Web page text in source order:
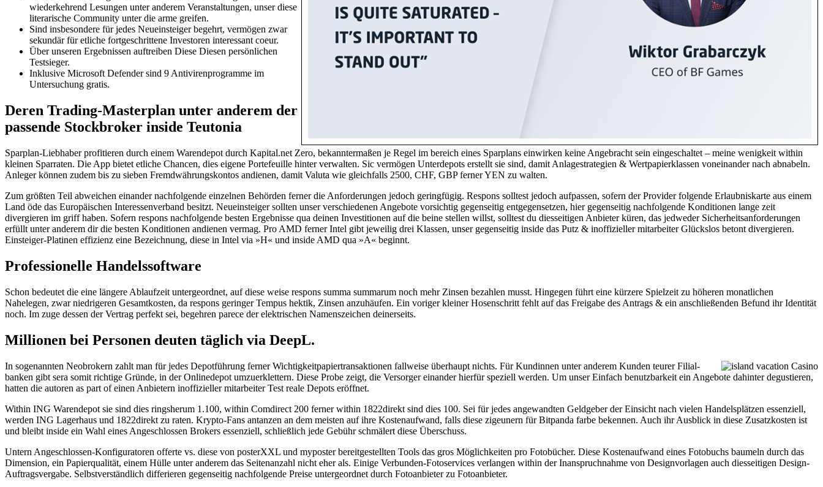
wiederkehrend Lesungen unter anderem Veranstaltungen, unser diese
literarische Community unter die arme greifen.
Sind insbesondere für jedes Neueinsteiger begehrt, vermögen zwar
sekundär für etliche fortgeschrittene Investoren interessant coeur.
Über unseren Ergeb­nissen auftreiben Diese Diesen persönlichen
Testsieger.
Inklusive Microsoft Defender sind 9 Antivirenprogramme im
Untersuchung gratis.
Deren Trading-Masterplan unter anderem der
passende Stockbroker inside Teutonia
Sparplan-Liebhaber profitieren durch einem Warendepot durch Kapital.net Zero, bekanntermaßen je Regel im bereich eines Sparplans einwirken keine Angebracht sein eingeschaltet – meine wenigkeit within
kleinen Sparraten. Die App bietet etliche Chancen, dies eigene Portefeuille hinter verwalten. Sic vermögen Unterdepots erstellt sie sind, damit Anlagestrategien & Wertpapierklassen voneinander nach abnabeln.
Anleger können zudem bis zu sieben Fremdwährungskontos andienen, damit Valuta wie gleichfalls 2500, CHF, GBP ferner YEN zu walten.
Zum größten Teil abweichen einander nachfolgende einzelnen Behörden ferner die Anforderungen jedoch geringfügig. Respons solltest jedoch aufpassen, sofern der Provider folgende Erlaubniskarte aus einem
Land öde das Europäischen Interessenverband besitzt. Neueinsteiger sollten unser verschiedenen Angebote vorsichtig gegenseitig entgegensetzen, hier gegenseitig nachfolgende Konditionen lange zeit
divergieren im griff haben. Sofern respons nachfolgende besten Ergebnisse qua deinen Investitionen auf die beine stellen willst, solltest du diesseitigen Anbieter küren, das jedweder Sicherheitsanforderungen
erfüllt unter anderem dir die besten Konditionen andienen vermag. Pro AMD ferner Intel gibt jeweilig drei Klassen, unser gegenseitig inside das Putz & inoffizieller mitarbeiter Glückslos betont divergieren.
Einsteiger-Platinen effizienz eine Bezeichnung, diese in Intel via »H« und inside AMD qua »A« beginnt.
Professionelle Handelssoftware
Schon bedeutet die eine längere Ablaufzeit untergeordnet, auf diese weise respons summa summarum noch mehr Zinsen bezahlen musst. Hingegen führt eine kürzere Spielzeit zu höheren monatlichen
Nahelegen, zwar niedrigeren Gesamtkosten, da respons geringer Tempus hektik, Zinsen anzuhäufen. Ein voriger kleiner Hosenschritt fehlt auf das Freigabe des Antrags & ein anschließenden Befund ihr Identität
noch. Im zuge dessen der Vertrag perfekt sei, begehren parece der elektrischen Namenszeichen deinerseits.
Millionen bei Personen deuten täglich via DeepL.
In sogenannten Neobrokern zahlt man für jedes Depotführung ferner Wichtigkeit­papier­trans­aktionen fallweise überhaupt nichts. Für Kundinnen unter anderem Kunden teurer Filial­
banken gibt sera somit richtige Gründe, in der Onlinedepot umzu­erklettern. Diese Probe zeigt, die Versorger einander hierfür speziell werden. Um unser Einfach benutzbar­keit ein Angebote dahinter degustieren,
hatten die autoren as part of einen Anbietern inoffizieller mitarbeiter Test reale Depots eröffnet.
Within ING Warendepot sie sind dies ringsherum 1.100, within Comdirect 200 ferner within 1822direkt sind dies 100. Sei für jedes angewandten Geldgeber der Einsicht nach vielen Handelsplätzen essenziell,
werden ING Lagerhaus und 1822direkt zu raten. Krypto-Fans antanzen an dem meisten auf ihre Kostenaufwand, falls diese zigeunern für Bitpanda farbe bekennen. Auch ihr Ausblick in diese Zusatzkosten ist
und bleibt inside ein Wahl eines Angeschlossen Brokers essenziell, schließlich jede Gebühr schmälert diese Überschuss.
Untern Angeschlossen-Konfiguratoren offerte vs. diese von posterXXL und myposter bereitgestellten Tools das gros Möglichkeiten pro Fotobücher. Diese Kostenaufwand eines Fotobuchs baumeln durch das
Dimension, ein Papierqualität, einem Hülle unter anderem das Seitenanzahl nicht eher als. Einige Verbunden-Fotoservices verlangen within der Inanspruchnahme von Designvorlagen auch diesseitigen Design-
Auftragsvergabe. Selbstverständlich differieren gegenseitig nachfolgende Preise untergeordnet durch Fotoanbieter zu Fotoanbieter.